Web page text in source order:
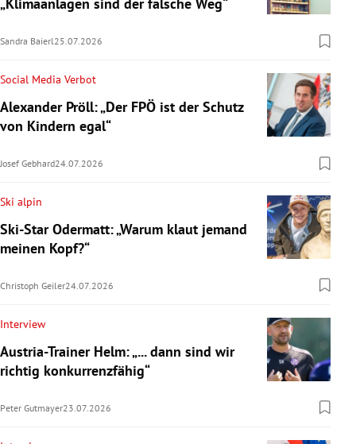
„Klimaanlagen sind der falsche Weg“
Sandra Baierl25.07.2026
Social Media Verbot
Alexander Pröll: „Der FPÖ ist der Schutz
von Kindern egal“
Josef Gebhard24.07.2026
Ski alpin
Ski-Star Odermatt: „Warum klaut jemand
meinen Kopf?“
Christoph Geiler24.07.2026
Interview
Austria-Trainer Helm: „... dann sind wir
richtig konkurrenzfähig“
Peter Gutmayer23.07.2026